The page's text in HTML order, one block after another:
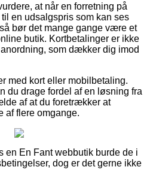
at når en forretning på
en udsalgspris som kan ses
bør det mange gange være et
butik. Kortbetalinger er ikke
som dækker dig imod
med kort eller mobilbetaling.
du drage fordel af en løsning fra
af at du foretrækker at
af flere omgange.
en En Fant webbutik burde de i
dog er det gerne ikke